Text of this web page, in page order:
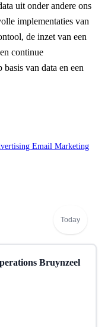
uit onder andere ons
implementaties van
de inzet van een
continue
van data en een
Email Marketing
Today
Bruynzeel